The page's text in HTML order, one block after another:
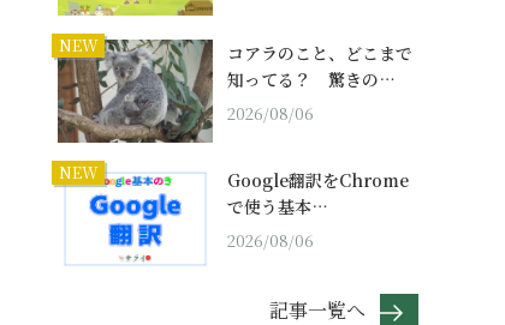
NEW
コアラのこと、どこまで
知ってる？ 驚きの…
2026/08/06
NEW
Google翻訳をChrome
で使う基本…
2026/08/06
記事一覧へ